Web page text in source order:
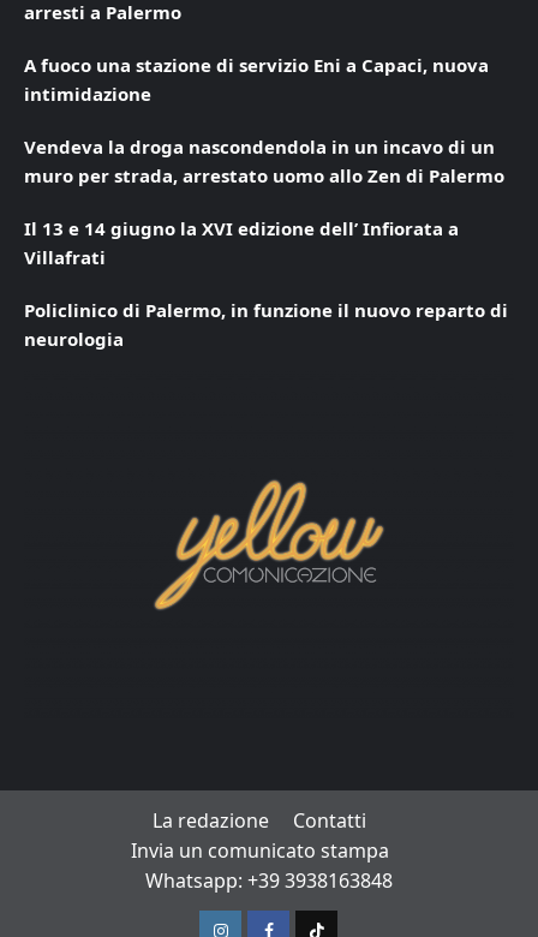
arresti a Palermo
A fuoco una stazione di servizio Eni a Capaci, nuova
intimidazione
Vendeva la droga nascondendola in un incavo di un
muro per strada, arrestato uomo allo Zen di Palermo
Il 13 e 14 giugno la XVI edizione dell’ Infiorata a
Villafrati
Policlinico di Palermo, in funzione il nuovo reparto di
neurologia
La redazione
Contatti
Invia un comunicato stampa
Whatsapp: +39 3938163848